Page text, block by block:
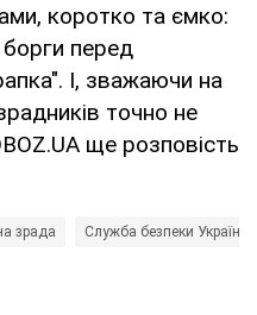
коротко та ємко:
борги перед
І, зважаючи на
точно не
ще розповість
зрада Служба безпеки України